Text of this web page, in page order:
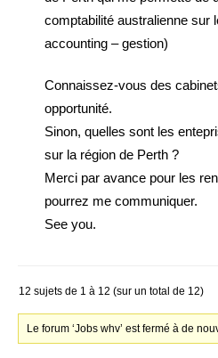
comptabilité australienne sur
accounting – gestion)
Connaissez-vous des
opportunité.
Sinon, quelles sont les
sur la région de Perth ?
Merci par avance pour les
pourrez me communiquer.
See you.
12 sujets de 1 à 12 (sur un total de 12)
Le forum ‘Jobs whv’ est fermé à de